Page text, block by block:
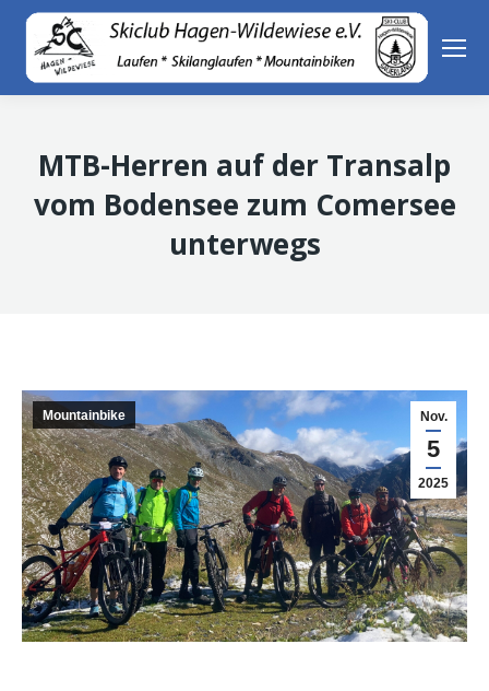
MTB-Herren auf der Transalp
vom Bodensee zum Comersee
unterwegs
Nov.
5
2025
Mountainbike